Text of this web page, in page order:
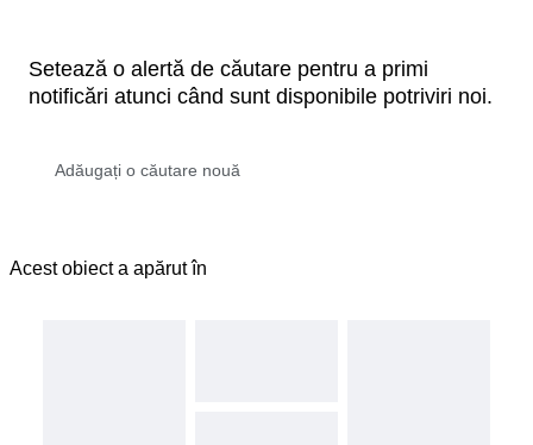
Setează o alertă de căutare pentru a primi
notificări atunci când sunt disponibile potriviri noi.
Acest obiect a apărut în